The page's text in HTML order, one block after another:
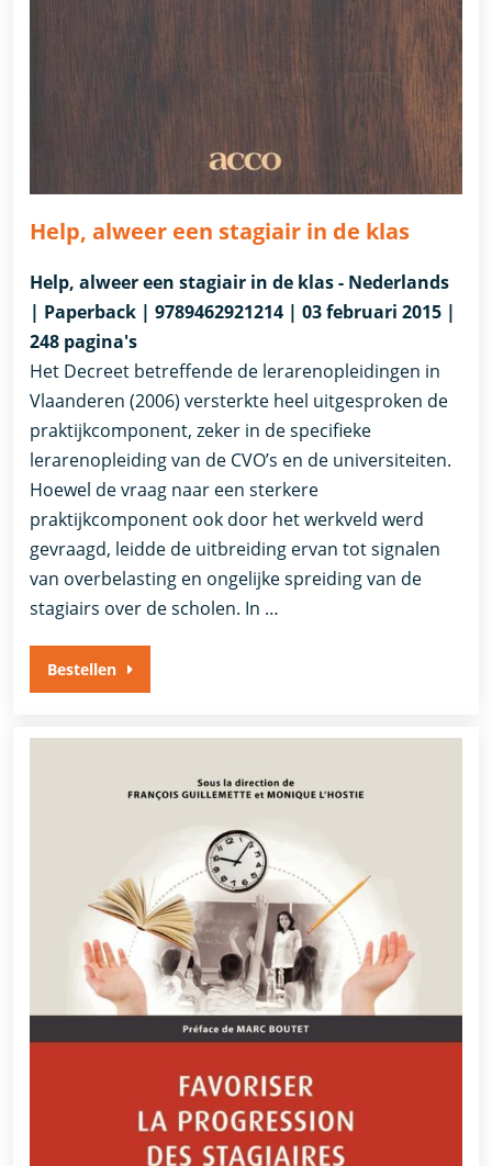
Help, alweer een stagiair in de klas
Help, alweer een stagiair in de klas - Nederlands
| Paperback | 9789462921214 | 03 februari 2015 |
248 pagina's
Het Decreet betreffende de lerarenopleidingen in
Vlaanderen (2006) versterkte heel uitgesproken de
praktijkcomponent, zeker in de specifieke
lerarenopleiding van de CVO’s en de universiteiten.
Hoewel de vraag naar een sterkere
praktijkcomponent ook door het werkveld werd
gevraagd, leidde de uitbreiding ervan tot signalen
van overbelasting en ongelijke spreiding van de
stagiairs over de scholen. In …
Bestellen